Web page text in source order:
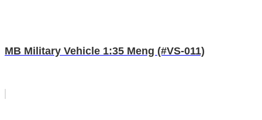
MB Military Vehicle 1:35 Meng (#VS-011)